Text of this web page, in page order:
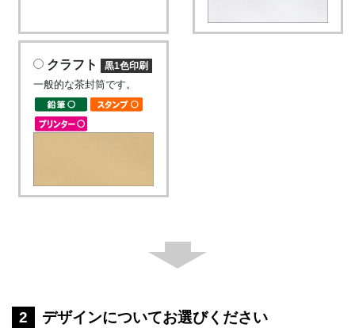
クラフト 黒1色印刷
一般的な茶封筒です。
デザインについてお選びください